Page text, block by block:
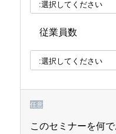
従業員数
任意
このセミナーを何